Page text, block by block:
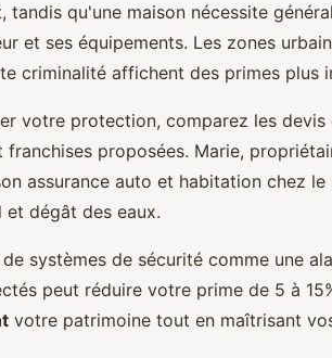
tandis qu'une maison nécessite
et ses équipements. Les zones
criminalité affichent des primes plus
votre protection, comparez les devis
franchises proposées. Marie,
assurance auto et habitation chez
et dégât des eaux.
systèmes de sécurité comme une
peut réduire votre prime de 5 à
votre patrimoine tout en maîtrisant